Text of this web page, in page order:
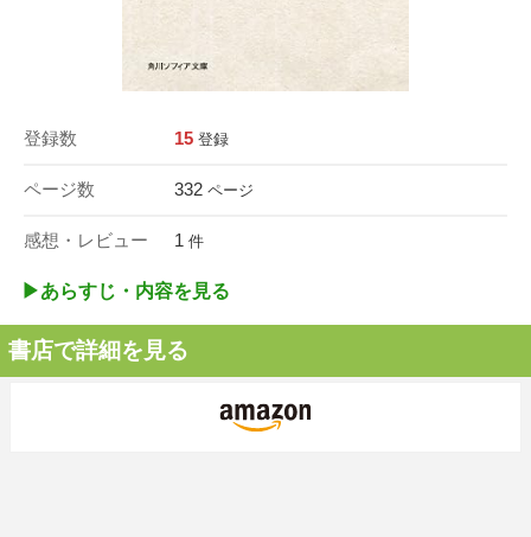
登録数 15 登録
ページ数 332 ページ
感想・レビュー 1 件
▶︎あらすじ・内容を見る
書店で詳細を見る